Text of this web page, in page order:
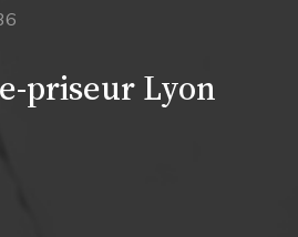
priseur Lyon